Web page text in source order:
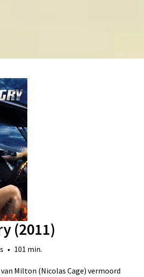
(2011)
• 101 min.
Milton (Nicolas Cage) vermoord